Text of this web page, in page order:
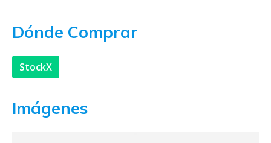
Dónde Comprar
StockX
Imágenes